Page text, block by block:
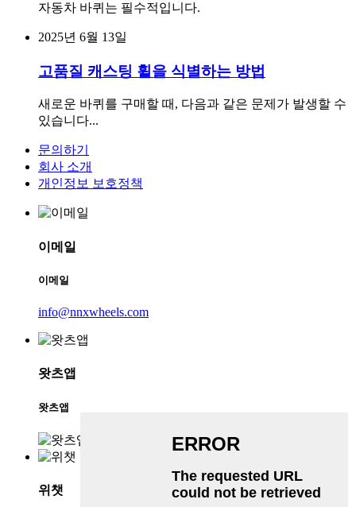
자동차 바퀴는 필수적입니다.
2025년 6월 13일
고품질 캐스팅 휠을 식별하는 방법
새로운 바퀴를 구매할 때, 다음과 같은 문제가 발생할 수
있습니다...
문의하기
회사 소개
개인정보 보호정책
이메일
이메일
info@nnxwheels.com
왓츠앱
왓츠앱
위챗